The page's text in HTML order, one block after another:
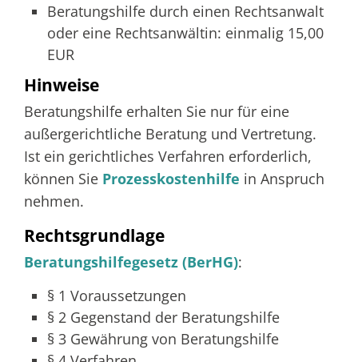
Beratungshilfe durch einen Rechtsanwalt
oder eine Rechtsanwältin: einmalig 15,00
EUR
Hinweise
Beratungshilfe erhalten Sie nur für eine
außergerichtliche Beratung und Vertretung.
Ist ein gerichtliches Verfahren erforderlich,
können Sie Prozesskostenhilfe in Anspruch
nehmen.
Rechtsgrundlage
Beratungshilfegesetz (BerHG):
§ 1 Voraussetzungen
§ 2 Gegenstand der Beratungshilfe
§ 3 Gewährung von Beratungshilfe